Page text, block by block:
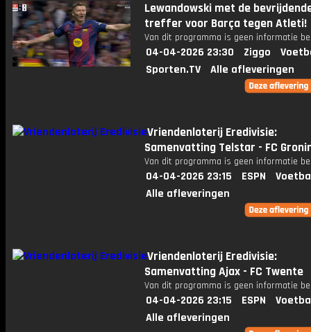
Lewandowski met de
treffer voor Barça tegen Atleti!
Van dit programma is geen informatie
04-04-2026 23:30 Ziggo
Sporten.TV
Alle afleveringen
Vriendenloterij Eredivisie:
Samenvatting Telstar - FC
Van dit programma is geen informatie
04-04-2026 23:15 ESPN
Alle afleveringen
Vriendenloterij Eredivisie:
Samenvatting Ajax - FC Twente
Van dit programma is geen informatie
04-04-2026 23:15 ESPN
Alle afleveringen